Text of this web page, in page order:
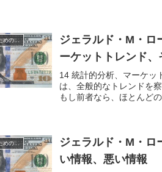
投資を生き抜くための戦い
ジェラルド・M・ロ
ーケットトレンド
14 統計的分析、マーケ
は、全般的なトレンドを
もし前者なら、ほとんど
投資を生き抜くための戦い
ジェラルド・M・ロ
い情報、悪い情報